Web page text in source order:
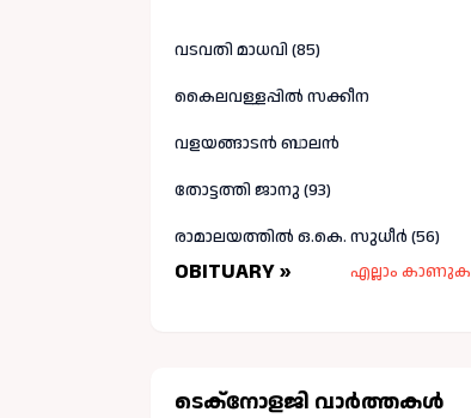
വടവതി മാധവി (85)
കൈലവള്ളപ്പിൽ സക്കീന
വളയങ്ങാടൻ ബാലൻ
തോട്ടത്തി ജാനു (93)
രാമാലയത്തിൽ ഒ.കെ. സുധീർ (56)
OBITUARY » എല്ലാം കാണുക
ടെക്നോളജി വാർത്തകള്‍